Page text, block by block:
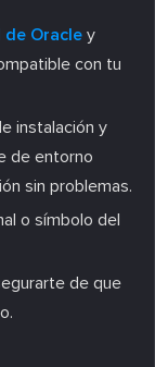
Oracle y
con tu
instalación y
de entorno
sin problemas.
o símbolo del
de que